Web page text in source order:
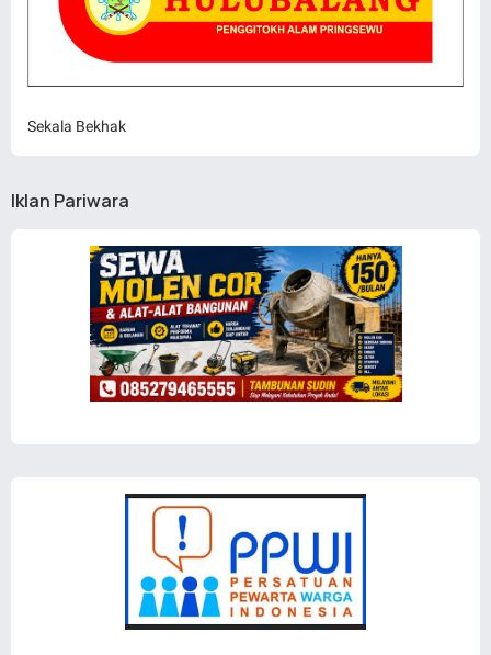
Sekala Bekhak
Iklan Pariwara